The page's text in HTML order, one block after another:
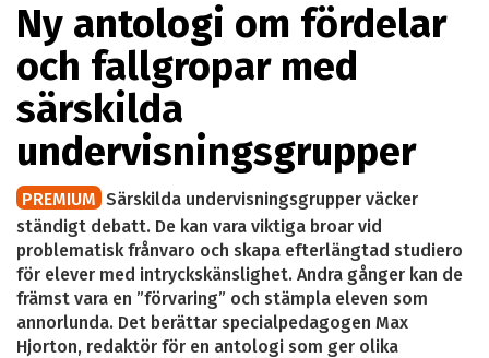
Ny antologi om fördelar
och fallgropar med
särskilda
undervisningsgrupper
PREMIUM Särskilda undervisningsgrupper väcker
ständigt debatt. De kan vara viktiga broar vid
problematisk frånvaro och skapa efterlängtad studiero
för elever med intryckskänslighet. Andra gånger kan de
främst vara en ”förvaring” och stämpla eleven som
annorlunda. Det berättar specialpedagogen Max
Hjorton, redaktör för en antologi som ger olika